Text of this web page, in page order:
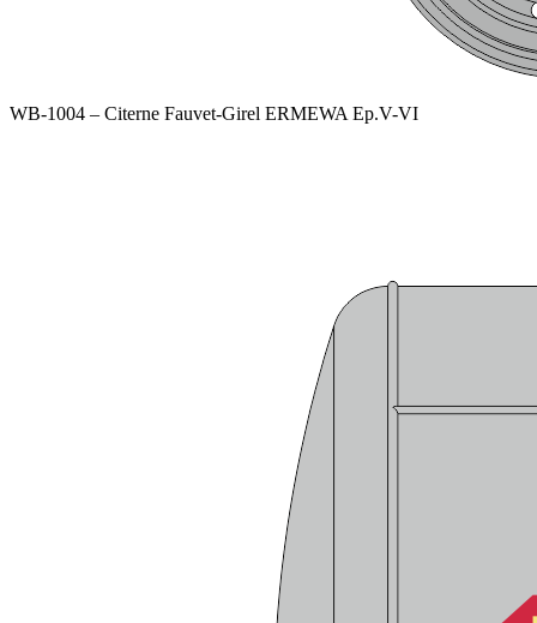
WB-1004 – Citerne Fauvet-Girel ERMEWA Ep.V-VI